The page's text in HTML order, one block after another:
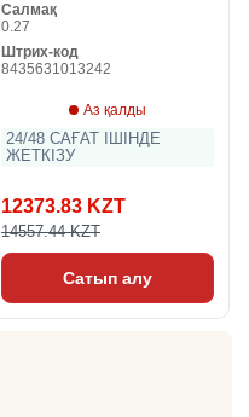
Салмақ
0.27
Штрих-код
8435631013242
Аз қалды
24/48 САҒАТ ІШІНДЕ
ЖЕТКІЗУ
12373.83 KZT
14557.44 KZT
Сатып алу